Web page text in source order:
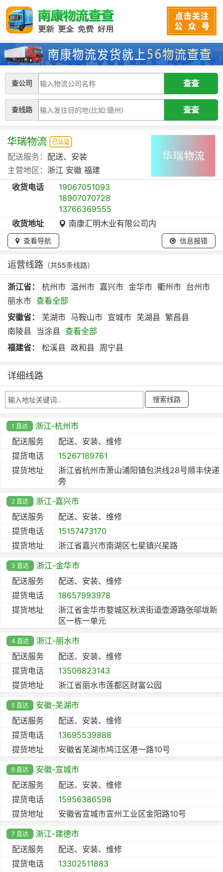
查公司
查线路
华瑞物流 已认证
配送服务： 配送、安装
主营地区： 浙江 安徽 福建
收货电话
19067051093
18907070728
13766369555
收货地址
南康汇明木业有限公司内
查看导航 信息报错
运营线路 （共55条线路）
浙江省： 杭州市 温州市 嘉兴市 金华市 衢州市 台州市
丽水市 查看全部
安徽省：
芜湖市 马鞍山市 宣城市 芜湖县 繁昌县
南陵县 当涂县 查看全部
福建省：
松溪县 政和县 周宁县
详细线路
1 直达
浙江-杭州市
配送服务
配送、安装、维修
提货电话
15267189761
提货地址
浙江省杭州市萧山浦阳镇包洪线28号顺丰快递
旁
2 直达
浙江-嘉兴市
配送服务
配送、安装、维修
提货电话
15157473170
提货地址
浙江省嘉兴市南湖区七星镇兴星路
3 直达
浙江-金华市
配送服务
配送、安装、维修
提货电话
18657993978
提货地址
浙江省金华市婺城区秋滨街道壶源路张邬垅新
区一栋一单元
4 直达
浙江-丽水市
配送服务
配送、安装、维修
提货电话
13506823143
提货地址
浙江省丽水市莲都区财富公园
5 直达
安徽-芜湖市
配送服务
配送、安装、维修
提货电话
13695539888
提货地址
安徽省芜湖市鸠江区港一路10号
6 直达
安徽-宣城市
配送服务
配送、安装、维修
提货电话
15956386598
提货地址
安徽省宣城市宣州工业区金阳路10号
7 直达
浙江-建德市
配送服务
配送、安装、维修
提货电话
13302511883